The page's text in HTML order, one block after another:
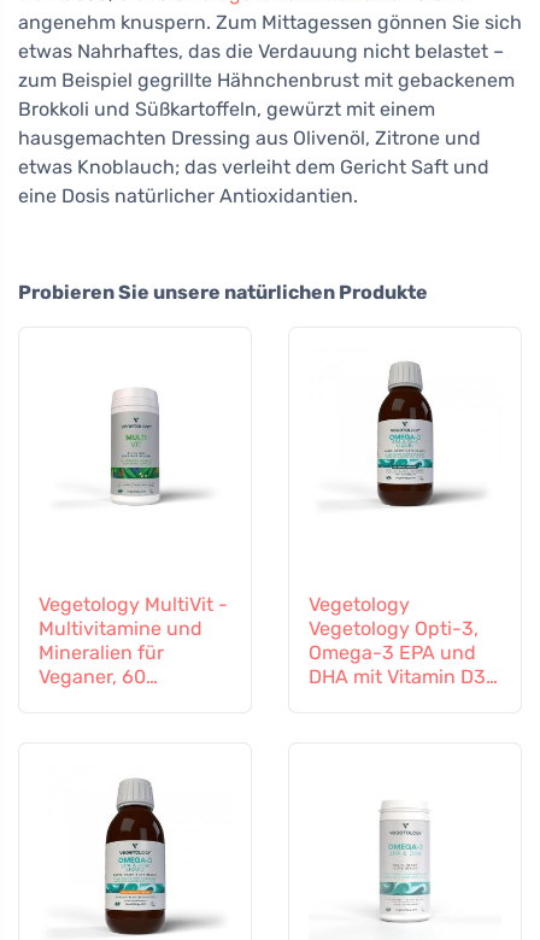
angenehm knuspern. Zum Mittagessen gönnen Sie sich
etwas Nahrhaftes, das die Verdauung nicht belastet –
zum Beispiel gegrillte Hähnchenbrust mit gebackenem
Brokkoli und Süßkartoffeln, gewürzt mit einem
hausgemachten Dressing aus Olivenöl, Zitrone und
etwas Knoblauch; das verleiht dem Gericht Saft und
eine Dosis natürlicher Antioxidantien.
Probieren Sie unsere natürlichen Produkte
Vegetology MultiVit -
Multivitamine und
Mineralien für
Veganer, 60
Vegetology
Vegetology Opti-3,
Omega-3 EPA und
DHA mit Vitamin D3,